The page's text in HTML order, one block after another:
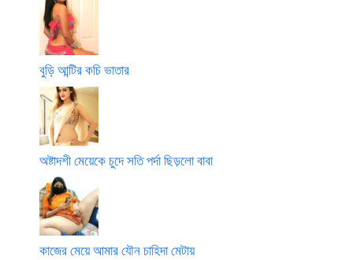
বুড়ি আন্টির কচি ভাতার
অষ্টাদশী মেয়েকে চুদে সতি পর্দা ছিড়লো বাবা
কাজের মেয়ে আমার যৌন চাহিদা মেটায়